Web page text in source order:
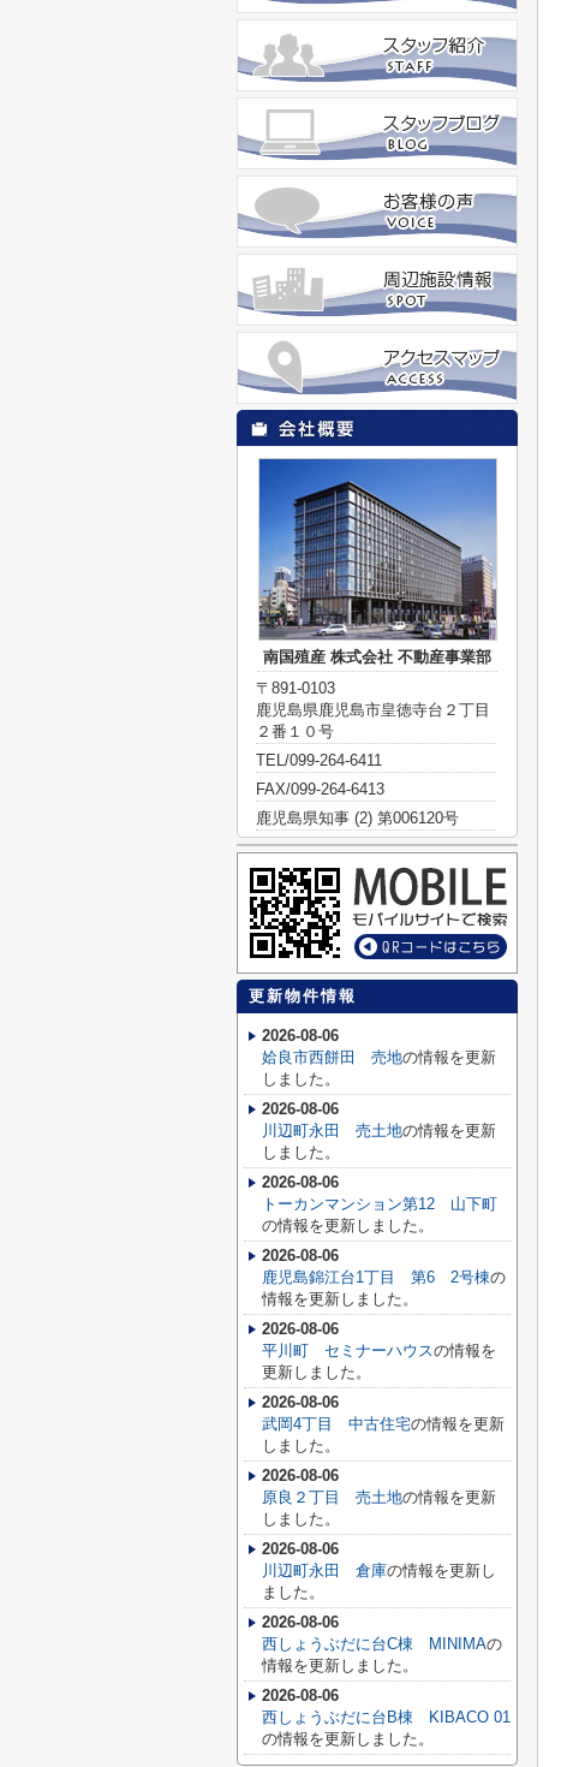
南国殖産 株式会社 不動産事業部
〒891-0103
鹿児島県鹿児島市皇徳寺台２丁目
２番１０号
TEL/099-264-6411
FAX/099-264-6413
鹿児島県知事 (2) 第006120号
更新物件情報
2026-08-06
姶良市西餅田 売地の情報を更新
しました。
2026-08-06
川辺町永田 売土地の情報を更新
しました。
2026-08-06
トーカンマンション第12 山下町
の情報を更新しました。
2026-08-06
鹿児島錦江台1丁目 第6 2号棟の
情報を更新しました。
2026-08-06
平川町 セミナーハウスの情報を
更新しました。
2026-08-06
武岡4丁目 中古住宅の情報を更新
しました。
2026-08-06
原良２丁目 売土地の情報を更新
しました。
2026-08-06
川辺町永田 倉庫の情報を更新し
ました。
2026-08-06
西しょうぶだに台C棟 MINIMAの
情報を更新しました。
2026-08-06
西しょうぶだに台B棟 KIBACO 01
の情報を更新しました。